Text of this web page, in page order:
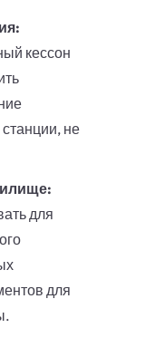
кессон
не
для
для